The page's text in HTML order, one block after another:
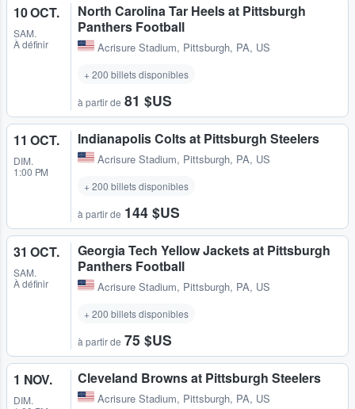
10 OCT.
SAM.
À définir
North Carolina Tar Heels at Pittsburgh
Panthers Football
Acrisure Stadium, Pittsburgh, PA, US
+ 200 billets disponibles
à partir de 81 $US
11 OCT.
DIM.
1:00 PM
Indianapolis Colts at Pittsburgh Steelers
Acrisure Stadium, Pittsburgh, PA, US
+ 200 billets disponibles
à partir de 144 $US
31 OCT.
SAM.
À définir
Georgia Tech Yellow Jackets at Pittsburgh
Panthers Football
Acrisure Stadium, Pittsburgh, PA, US
+ 200 billets disponibles
à partir de 75 $US
1 NOV.
DIM.
Cleveland Browns at Pittsburgh Steelers
Acrisure Stadium, Pittsburgh, PA, US